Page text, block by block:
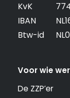
KvK
IBAN
Btw-id
Voor wie
De ZZP’er